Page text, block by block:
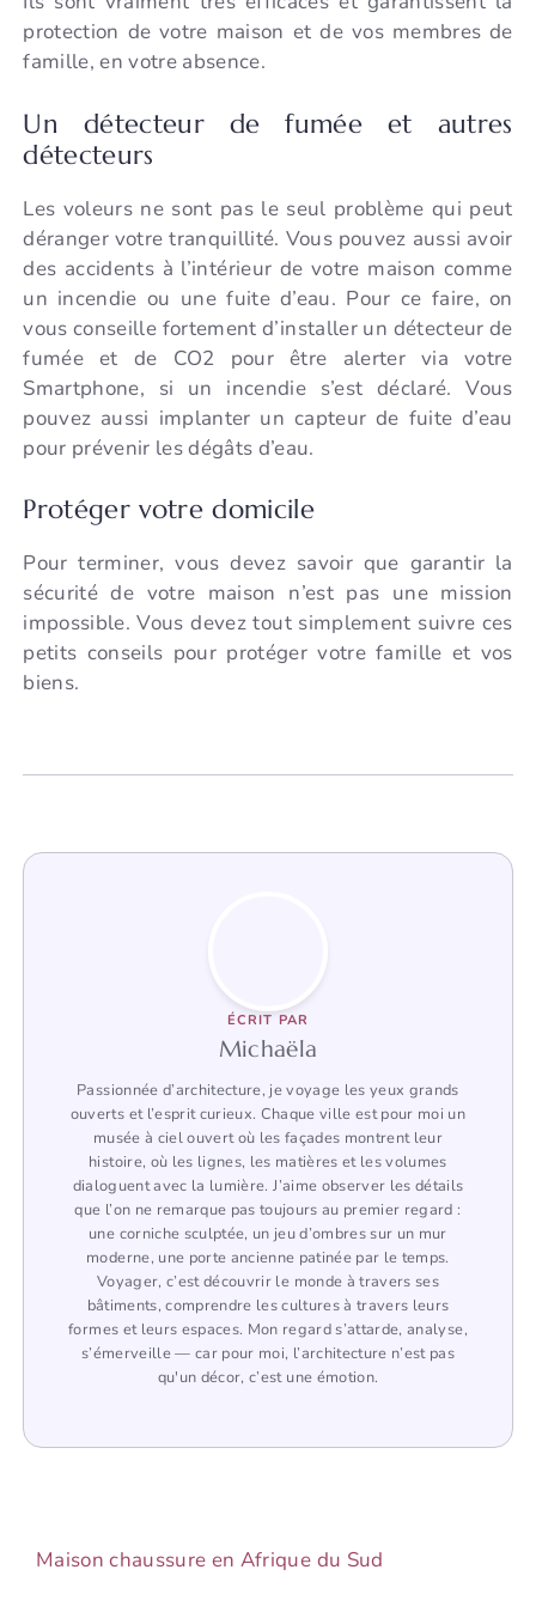
protection de votre maison et de vos membres de
famille, en votre absence.
Un détecteur de fumée et autres
détecteurs
Les voleurs ne sont pas le seul problème qui peut
déranger votre tranquillité. Vous pouvez aussi avoir
des accidents à l’intérieur de votre maison comme
un incendie ou une fuite d’eau. Pour ce faire, on
vous conseille fortement d’installer un détecteur de
fumée et de CO2 pour être alerter via votre
Smartphone, si un incendie s’est déclaré. Vous
pouvez aussi implanter un capteur de fuite d’eau
pour prévenir les dégâts d’eau.
Protéger votre domicile
Pour terminer, vous devez savoir que garantir la
sécurité de votre maison n’est pas une mission
impossible. Vous devez tout simplement suivre ces
petits conseils pour protéger votre famille et vos
biens.
ÉCRIT PAR
Michaëla
Passionnée d’architecture, je voyage les yeux grands
ouverts et l’esprit curieux. Chaque ville est pour moi un
musée à ciel ouvert où les façades montrent leur
histoire, où les lignes, les matières et les volumes
dialoguent avec la lumière. J’aime observer les détails
que l’on ne remarque pas toujours au premier regard :
une corniche sculptée, un jeu d’ombres sur un mur
moderne, une porte ancienne patinée par le temps.
Voyager, c’est découvrir le monde à travers ses
bâtiments, comprendre les cultures à travers leurs
formes et leurs espaces. Mon regard s’attarde, analyse,
s’émerveille — car pour moi, l’architecture n’est pas
qu'un décor, c’est une émotion.
Maison chaussure en Afrique du Sud